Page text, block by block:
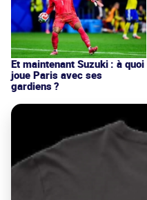
Et maintenant Suzuki : à quoi
joue Paris avec ses
gardiens ?